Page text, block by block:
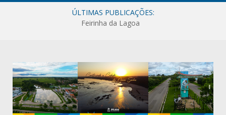
ÚLTIMAS PUBLICAÇÕES:
Feirinha da Lagoa